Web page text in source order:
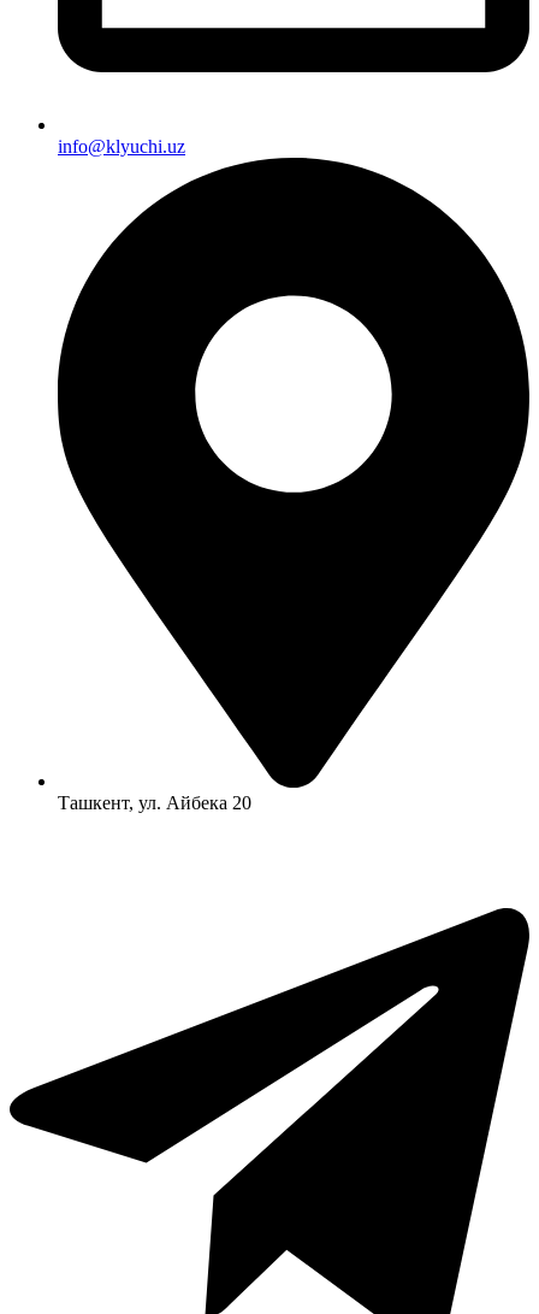
info@klyuchi.uz
Ташкент, ул. Айбека 20